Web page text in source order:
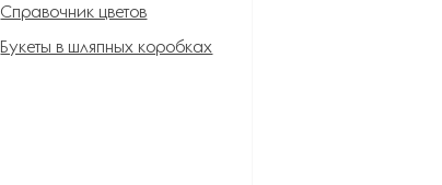
Справочник цветов
Букеты в шляпных коробках